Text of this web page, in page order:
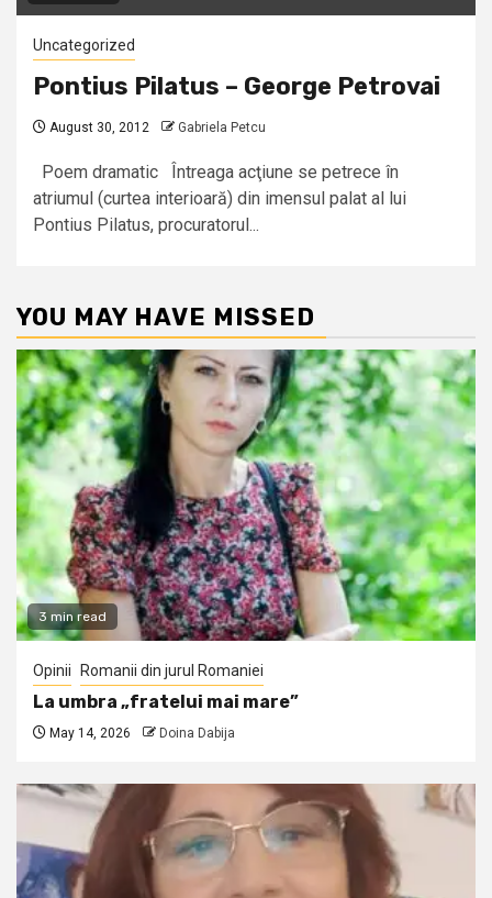
Uncategorized
Pontius Pilatus – George Petrovai
August 30, 2012 Gabriela Petcu
Poem dramatic Întreaga acţiune se petrece în
atriumul (curtea interioară) din imensul palat al lui
Pontius Pilatus, procuratorul...
YOU MAY HAVE MISSED
3 min read
Opinii Romanii din jurul Romaniei
La umbra „fratelui mai mare”
May 14, 2026 Doina Dabija